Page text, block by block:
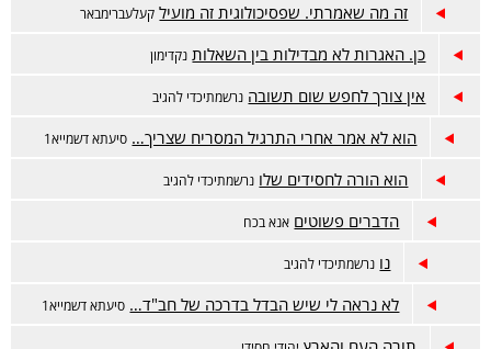
זה מה שאמרתי. שפסיכולוגית זה מועיל קעלעברימבאר
כן. האגרות לא מבדילות בין השאלות נקדימון
אין צורך לחפש שום תשובה נרשמתיכדי להגיב
הוא לא אמר אחרי התרגיל המסריח שצריך… סיעתא דשמייא1
הוא הורה לחסידים שלו נרשמתיכדי להגיב
הדברים פשוטים אנא בכח
נו נרשמתיכדי להגיב
לא נראה לי שיש הבדל בדרכה של חב"ד… סיעתא דשמייא1